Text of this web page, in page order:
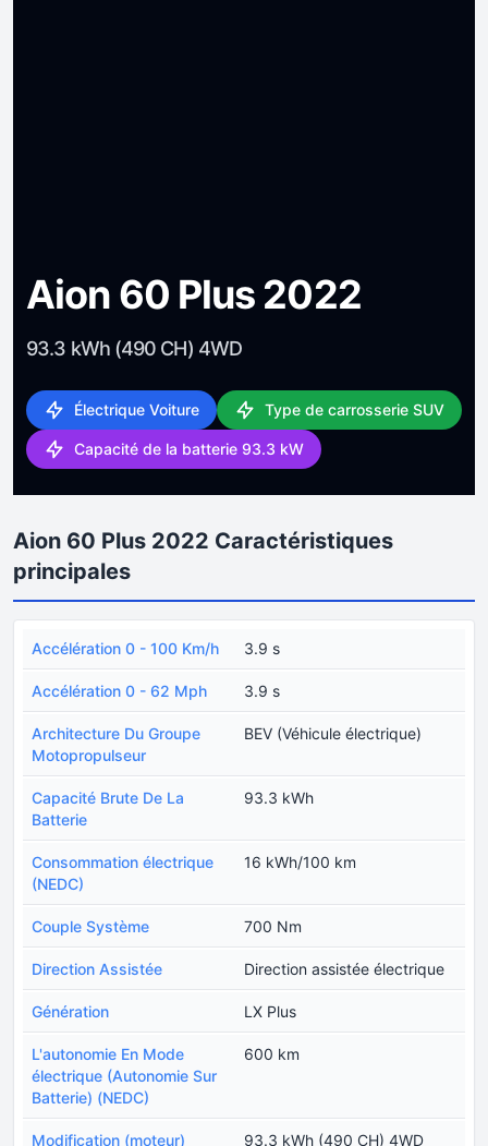
Aion 60 Plus 2022
93.3 kWh (490 CH) 4WD
Électrique Voiture Type de carrosserie SUV
Capacité de la batterie 93.3 kW
Aion 60 Plus 2022 Caractéristiques
principales
Accélération 0 - 100 Km/h 3.9 s
Accélération 0 - 62 Mph 3.9 s
Architecture Du Groupe
Motopropulseur
BEV (Véhicule électrique)
Capacité Brute De La
Batterie
93.3 kWh
Consommation électrique
(NEDC)
16 kWh/100 km
Couple Système 700 Nm
Direction Assistée Direction assistée électrique
Génération LX Plus
L'autonomie En Mode
électrique (Autonomie Sur
Batterie) (NEDC)
600 km
Modification (moteur) 93.3 kWh (490 CH) 4WD